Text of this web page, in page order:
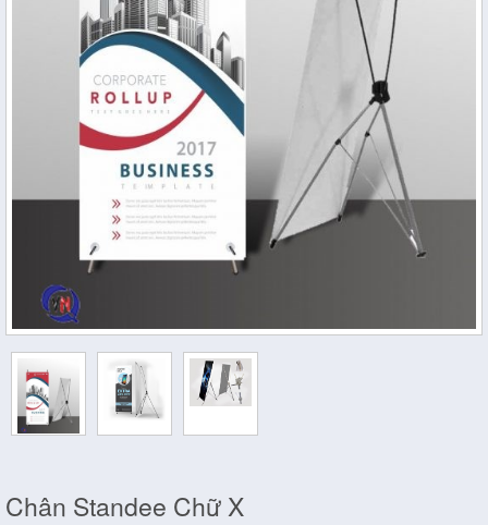
Chân Standee Chữ X